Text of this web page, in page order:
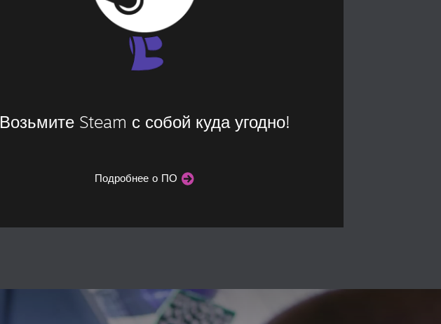
Возьмите Steam с собой куда угодно!
Подробнее о ПО